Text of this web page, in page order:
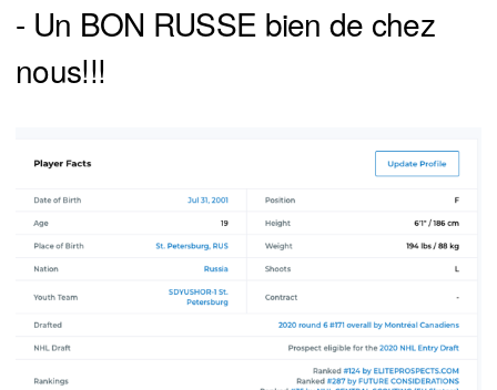
- Un BON RUSSE bien de chez
nous!!!